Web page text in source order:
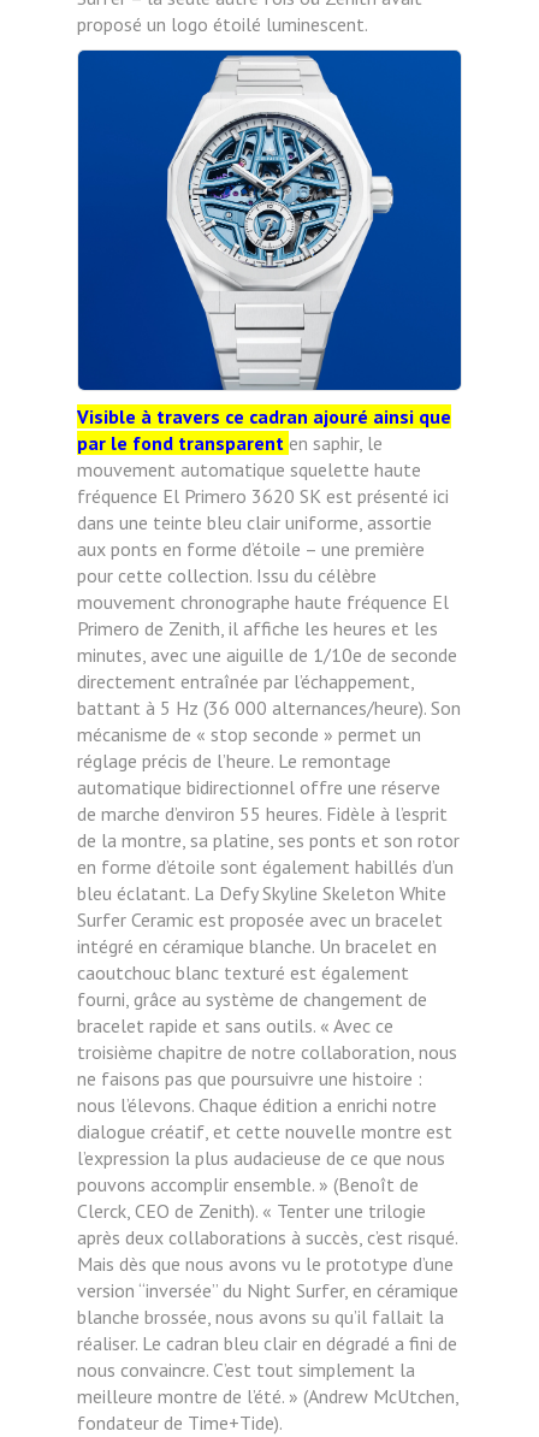
proposé un logo étoilé luminescent.
Visible à travers ce cadran ajouré ainsi que
par le fond transparent en saphir, le
mouvement automatique squelette haute
fréquence El Primero 3620 SK est présenté ici
dans une teinte bleu clair uniforme, assortie
aux ponts en forme d’étoile – une première
pour cette collection. Issu du célèbre
mouvement chronographe haute fréquence El
Primero de Zenith, il affiche les heures et les
minutes, avec une aiguille de 1/10e de seconde
directement entraînée par l’échappement,
battant à 5 Hz (36 000 alternances/heure). Son
mécanisme de « stop seconde » permet un
réglage précis de l’heure. Le remontage
automatique bidirectionnel offre une réserve
de marche d’environ 55 heures. Fidèle à l’esprit
de la montre, sa platine, ses ponts et son rotor
en forme d’étoile sont également habillés d’un
bleu éclatant. La Defy Skyline Skeleton White
Surfer Ceramic est proposée avec un bracelet
intégré en céramique blanche. Un bracelet en
caoutchouc blanc texturé est également
fourni, grâce au système de changement de
bracelet rapide et sans outils. « Avec ce
troisième chapitre de notre collaboration, nous
ne faisons pas que poursuivre une histoire :
nous l’élevons. Chaque édition a enrichi notre
dialogue créatif, et cette nouvelle montre est
l’expression la plus audacieuse de ce que nous
pouvons accomplir ensemble. » (Benoît de
Clerck, CEO de Zenith). « Tenter une trilogie
après deux collaborations à succès, c’est risqué.
Mais dès que nous avons vu le prototype d’une
version “inversée” du Night Surfer, en céramique
blanche brossée, nous avons su qu’il fallait la
réaliser. Le cadran bleu clair en dégradé a fini de
nous convaincre. C’est tout simplement la
meilleure montre de l’été. » (Andrew McUtchen,
fondateur de Time+Tide).